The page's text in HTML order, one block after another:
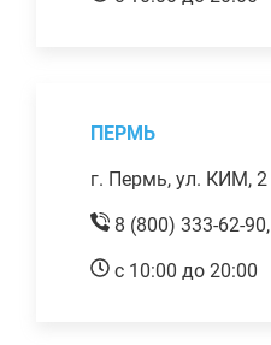
ПЕРМЬ
г. Пермь, ул. КИМ, 2
8 (800) 333-62-90,
с 10:00 до 20:00